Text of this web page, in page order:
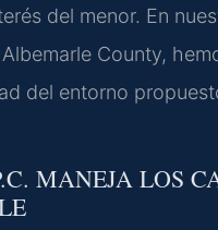
del menor. En
County,
del entorno
MANEJA LOS